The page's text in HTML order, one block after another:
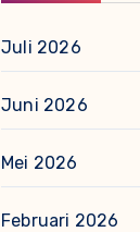
Juli 2026
Juni 2026
Mei 2026
Februari 2026